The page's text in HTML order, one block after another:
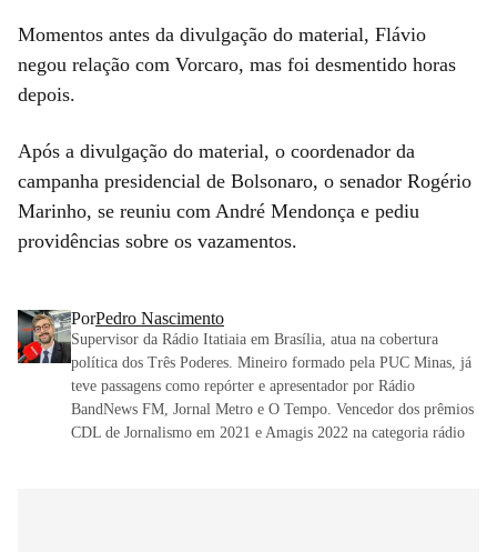
Momentos antes da divulgação do material, Flávio
negou relação com Vorcaro, mas foi desmentido horas
depois.
Após a divulgação do material, o coordenador da
campanha presidencial de Bolsonaro, o senador Rogério
Marinho, se reuniu com André Mendonça e pediu
providências sobre os vazamentos.
PorPedro Nascimento
Supervisor da Rádio Itatiaia em Brasília, atua na cobertura
política dos Três Poderes. Mineiro formado pela PUC Minas, já
teve passagens como repórter e apresentador por Rádio
BandNews FM, Jornal Metro e O Tempo. Vencedor dos prêmios
CDL de Jornalismo em 2021 e Amagis 2022 na categoria rádio